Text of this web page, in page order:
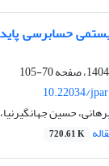
حسابرسی
70-105
10.22034/
حسین
720.61 K